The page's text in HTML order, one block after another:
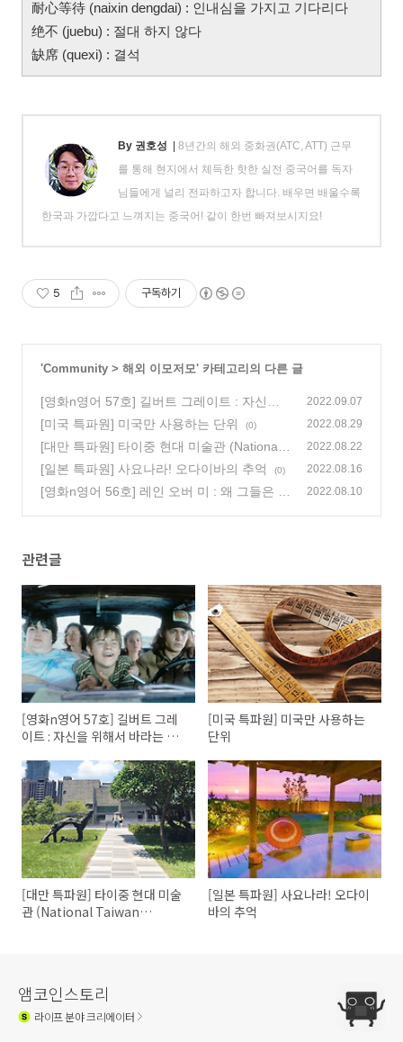
耐心等待 (naixin dengdai) : 인내심을 가지고 기다리다
绝不 (juebu) : 절대 하지 않다
缺席 (quexi) : 결석
By 권호성 | 8년간의 해외 중화권(ATC, ATT) 근무
를 통해 현지에서 체득한 핫한 실전 중국어를 독자
님들에게 널리 전파하고자 합니다. 배우면 배울수록
한국과 가깝다고 느껴지는 중국어! 같이 한번 빠져보시지요!
5 구독하기
'Community > 해외 이모저모' 카테고리의 다른 글
[영화n영어 57호] 길버트 그레이트 : 자신을
위해서 바라는 건 없어?
(0)
2022.09.07
[미국 특파원] 미국만 사용하는 단위 (0) 2022.08.29
[대만 특파원] 타이중 현대 미술관 (National T
aiwan Museum of Fine Arts)
(0)
2022.08.22
[일본 특파원] 사요나라! 오다이바의 추억 (0) 2022.08.16
[영화n영어 56호] 레인 오버 미 : 왜 그들은 못
2022.08.10
관련글
[영화n영어 57호] 길버트 그레
이트 : 자신을 위해서 바라는 건
[미국 특파원] 미국만 사용하는
단위
[대만 특파원] 타이중 현대 미술
관 (National Taiwan
[일본 특파원] 사요나라! 오다이
바의 추억
앰코인스토리
라이프분야 크리에이터